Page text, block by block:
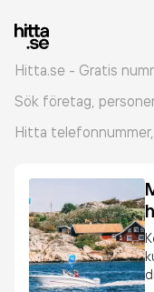
Hitta.se - Gratis
Sök företag,
Hitta